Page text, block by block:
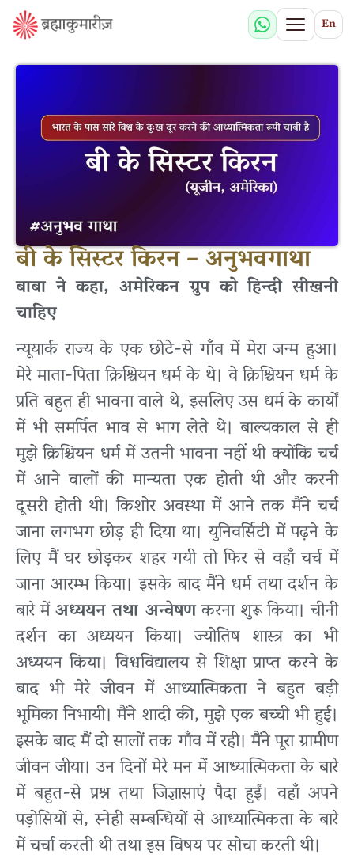
En
बी के सिस्टर किरन – अनुभवगाथा
बाबा ने कहा, अमेरिकन ग्रुप को हिन्दी सीखनी
चाहिए
न्यूयार्क राज्य के एक छोटे-से गाँव में मेरा जन्म हुआ।
मेरे माता-पिता क्रिश्चियन धर्म के थे। वे क्रिश्चियन धर्म के
प्रति बहुत ही भावना वाले थे, इसलिए उस धर्म के कार्यों
में भी समर्पित भाव से भाग लेते थे। बाल्यकाल से ही
मुझे क्रिश्चियन धर्म में उतनी भावना नहीं थी क्योंकि चर्च
में आने वालों की मान्यता एक होती थी और करनी
दूसरी होती थी। किशोर अवस्था में आने तक मैंने चर्च
जाना लगभग छोड़ ही दिया था। युनिवर्सिटी में पढ़ने के
लिए मैं घर छोड़कर शहर गयी तो फिर से वहाँ चर्च में
जाना आरम्भ किया। इसके बाद मैंने धर्म तथा दर्शन के
बारे मेंअध्ययन तथा अन्वेषणकरना शुरू किया। चीनी
दर्शन का अध्ययन किया। ज्योतिष शास्त्र का भी
अध्ययन किया। विश्वविद्यालय से शिक्षा प्राप्त करने के
बाद भी मेरे जीवन में आध्यात्मिकता ने बहुत बड़ी
भूमिका निभायी। मैंने शादी की, मुझे एक बच्ची भी हुई।
इसके बाद मैं दो सालों तक गाँव में रही। मैंने पूरा ग्रामीण
जीवन जीया। उन दिनों मेरे मन में आध्यात्मिकता के बारे
में बहुत-से प्रश्न तथा जिज्ञासाएं पैदा हुईं। वहाँ अपने
पड़ोसियों से, स्नेही सम्बन्धियों से आध्यात्मिकता के बारे
में चर्चा करती थी तथा इस विषय पर सोचा करती थी।